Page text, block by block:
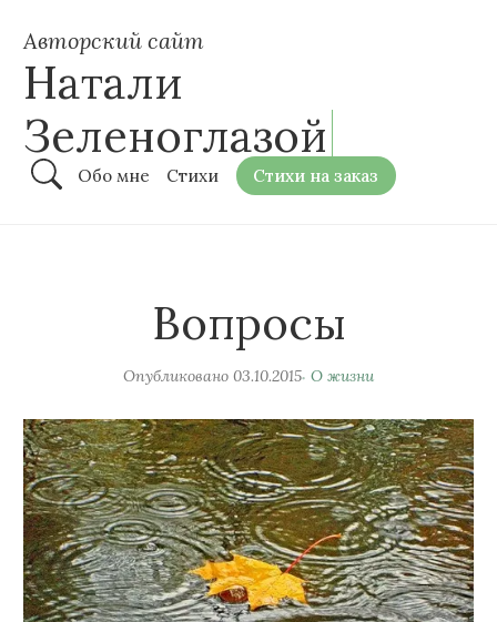
Авторский сайт
Натали
Зеленоглазой
Обо мне Стихи Стихи на заказ
Вопросы
Опубликовано 03.10.2015 О жизни